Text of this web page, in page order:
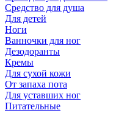
Средство для душа
Для детей
Ноги
Ванночки для ног
Дезодоранты
Кремы
Для сухой кожи
От запаха пота
Для уставших ног
Питательные